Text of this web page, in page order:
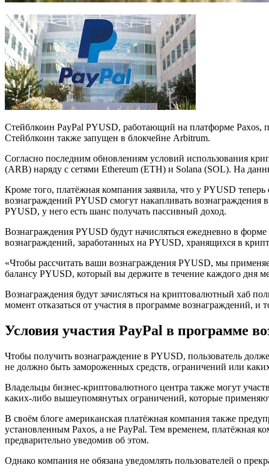
Стейблкоин PayPal PYUSD, работающий на платформе Paxos,
Стейблкоин также запущен в блокчейне Arbitrum.
Согласно последним обновлениям условий использования
(ARB) наряду с сетями Ethereum (ETH) и Solana (SOL). На
Кроме того, платёжная компания заявила, что у PYUSD
вознаграждений PYUSD смогут накапливать вознаграждения
PYUSD, у него есть шанс получать пассивный доход.
Вознаграждения PYUSD будут начисляться ежедневно в
вознаграждений, заработанных на PYUSD, хранящихся в
«Чтобы рассчитать ваши вознаграждения PYUSD, мы
балансу PYUSD, который вы держите в течение каждого дня
Вознаграждения будут зачисляться на криптовалютный хаб
момент отказаться от участия в программе вознаграждений, и
Условия участия PayPal в программе
Чтобы получить вознаграждение в PYUSD, пользователь
не должно быть замороженных средств, ограничений или
Владельцы бизнес-криптовалютного центра также могут
каких-либо вышеупомянутых ограничений, которые
В своём блоге американская платёжная компания также
установленным Paxos, а не PayPal. Тем временем, платёжная
предварительно уведомив об этом.
Однако компания не обязана уведомлять пользователей о